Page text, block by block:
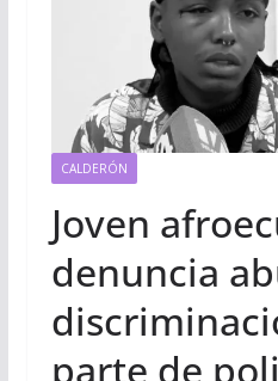
CALDERÓN
Joven
denuncia
parte de